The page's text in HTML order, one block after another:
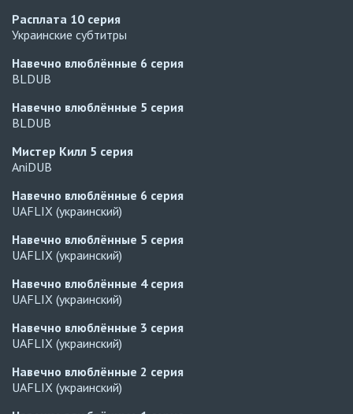
Расплата 10 серия
Украинские субтитры
Навечно влюблённые 6 серия
BLDUB
Навечно влюблённые 5 серия
BLDUB
Мистер Килл 5 серия
AniDUB
Навечно влюблённые 6 серия
UAFLIX (украинский)
Навечно влюблённые 5 серия
UAFLIX (украинский)
Навечно влюблённые 4 серия
UAFLIX (украинский)
Навечно влюблённые 3 серия
UAFLIX (украинский)
Навечно влюблённые 2 серия
UAFLIX (украинский)